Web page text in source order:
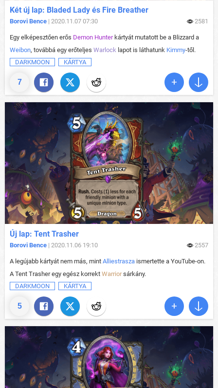
7
Két új lap: Bladed Lady és Fire Breather
Borovi Bence | 2020.11.07 07:30 2581
Egy elképesztően erős Demon Hunterkártyát mutatott be a Blizzard a
Weibon, továbbá egy erőteljes Warlock lapot is láthatunk Kimmy-től.
DARKMOON
KÁRTYA
5
Új lap: Tent Trasher
Borovi Bence | 2020.11.06 19:10 2557
A legújabb kártyát nem más, mint Alliestrasza ismertette a YouTube-on.
A Tent Trasher egy egész korrekt Warriorsárkány.
DARKMOON
KÁRTYA